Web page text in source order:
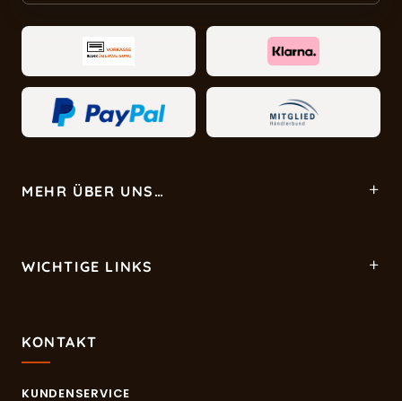
MEHR ÜBER UNS…
WICHTIGE LINKS
KONTAKT
KUNDENSERVICE